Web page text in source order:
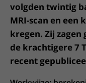
volgden twintig
MRI-scan en een
kregen. Zij
de krachtigere 7
recent